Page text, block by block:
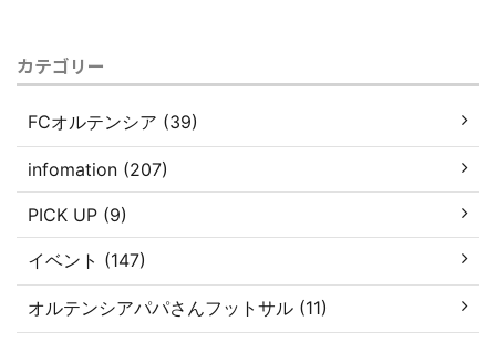
カテゴリー
FCオルテンシア (39)
infomation (207)
PICK UP (9)
イベント (147)
オルテンシアパパさんフットサル (11)